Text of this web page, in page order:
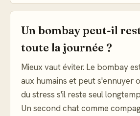
Un bombay peut-il
toute la journée ?
Mieux vaut éviter. Le bombay
aux humains et peut s'ennuyer
du stress s'il reste seul
Un second chat comme